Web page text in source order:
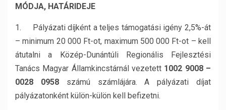
MÓDJA, HATÁRIDEJE
1. Pályázati díjként a teljes támogatási igény 2,5%-át
– minimum 20 000 Ft-ot, maximum 500 000 Ft-ot – kell
átutalni a Közép-Dunántúli Regionális Fejlesztési
Tanács Magyar Államkincstárnál vezetett 1002 9008 –
0028 0958 számú számlájára. A pályázati díjat
pályázatonként külön-külön kell befizetni.